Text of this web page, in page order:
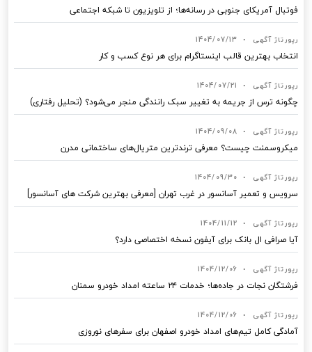
فوتبال آمریکای جنوبی در رسانه‌ها؛ از تلویزیون تا شبکه اجتماعی
رپورتاژ آگهی •
1404/07/13
انتخاب بهترین قالب‌ اینستاگرام برای هر نوع کسب‌ و کار
رپورتاژ آگهی •
1404/07/21
چگونه ترس از جریمه به تغییر سبک رانندگی منجر می‌شود؟ (تحلیل رفتاری)
رپورتاژ آگهی •
1404/09/08
میکروسمنت چیست؟ معرفی ترندترین متریال‌های ساختمانی مدرن
رپورتاژ آگهی •
1404/09/30
سرویس و تعمیر آسانسور در غرب تهران [معرفی بهترین شرکت های آسانسور]
رپورتاژ آگهی •
1404/11/12
آیا صرافی ال بانک برای آیفون نسخه اختصاصی دارد؟
رپورتاژ آگهی •
1404/12/06
فرشتگان نجات در جاده‌ها؛ خدمات ۲۴ ساعته امداد خودرو سمنان
رپورتاژ آگهی •
1404/12/06
آمادگی کامل تیم‌های امداد خودرو اصفهان برای سفرهای نوروزی